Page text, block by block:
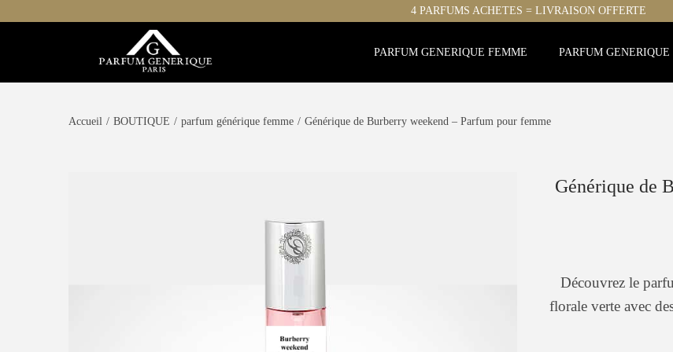
4 PARFUMS ACHETES = LIVRAISON OFFERTE
PARFUM GENERIQUE FEMME PARFUM GENERIQUE
Accueil / BOUTIQUE / parfum générique femme / Générique de Burberry weekend – Parfum pour femme
Générique de
Découvrez le
florale verte avec